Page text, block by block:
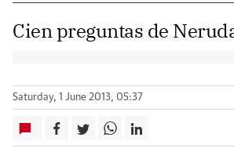
Cien preguntas de
Saturday, 1 June 2013, 05:37